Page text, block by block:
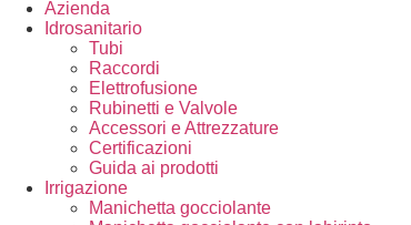
Azienda
Idrosanitario
Tubi
Raccordi
Elettrofusione
Rubinetti e Valvole
Accessori e Attrezzature
Certificazioni
Guida ai prodotti
Irrigazione
Manichetta gocciolante